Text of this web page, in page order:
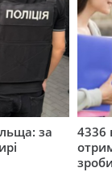
за
4336